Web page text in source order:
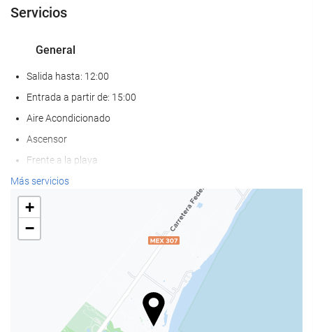
Servicios
General
Salida hasta: 12:00
Entrada a partir de: 15:00
Aire Acondicionado
Ascensor
Frente a la playa
Solo para adultos
Adaptado para personas con movilidad reducida
Hotel no fumadores
Bienestar
Más servicios
+
−